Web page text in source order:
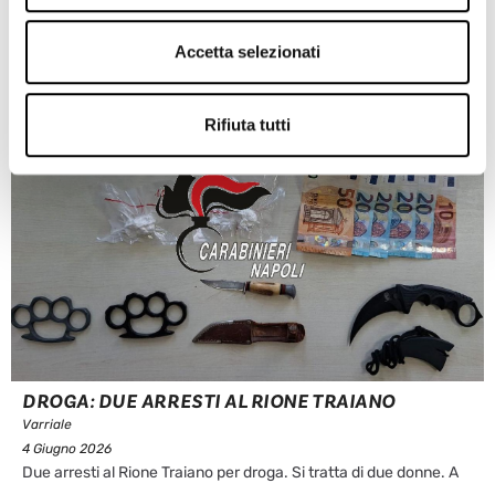
Accetta selezionati
Rifiuta tutti
DROGA: DUE ARRESTI AL RIONE TRAIANO
Varriale
4 Giugno 2026
Due arresti al Rione Traiano per droga. Si tratta di due donne. A